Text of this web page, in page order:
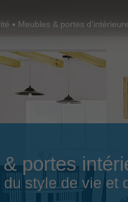
France
Great Britain
India
Japan (日本)
Magyarország
Malaysia
Meubles & portes
portes
du style de vie et